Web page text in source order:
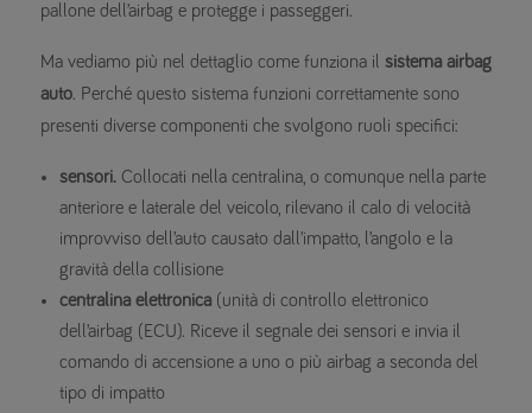
pallone dell’airbag e protegge i passeggeri.
Ma vediamo più nel dettaglio come funziona il sistema airbag
auto. Perché questo sistema funzioni correttamente sono
presenti diverse componenti che svolgono ruoli specifici:
sensori. Collocati nella centralina, o comunque nella parte
anteriore e laterale del veicolo, rilevano il calo di velocità
improvviso dell’auto causato dall’impatto, l’angolo e la
gravità della collisione
centralina elettronica (unità di controllo elettronico
dell’airbag (ECU). Riceve il segnale dei sensori e invia il
comando di accensione a uno o più airbag a seconda del
tipo di impatto